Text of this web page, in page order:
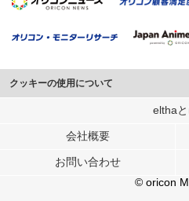
クッキーの使用について
このサイトでは Cookie を使用して、ユ
行っています。
メディアや広告配信、データ解析の各パ
ユーザーが各パートナーのサービスを使
eltha
会社概要
お問い合わせ
© oricon